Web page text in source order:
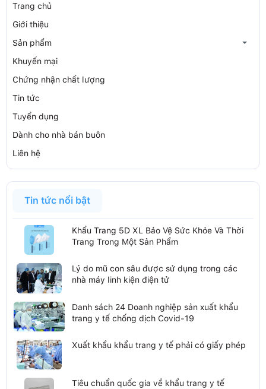
Trang chủ
Giới thiệu
Sản phẩm
Khuyến mại
Chứng nhận chất lượng
Tin tức
Tuyển dụng
Dành cho nhà bán buôn
Liên hệ
Tin tức nổi bật
Khẩu Trang 5D XL Bảo Vệ Sức Khỏe Và Thời
Trang Trong Một Sản Phẩm
Lý do mũ con sâu được sử dụng trong các
nhà máy linh kiện điện tử
Danh sách 24 Doanh nghiệp sản xuất khẩu
trang y tế chống dịch Covid-19
Xuất khẩu khẩu trang y tế phải có giấy phép
Tiêu chuẩn quốc gia về khẩu trang y tế